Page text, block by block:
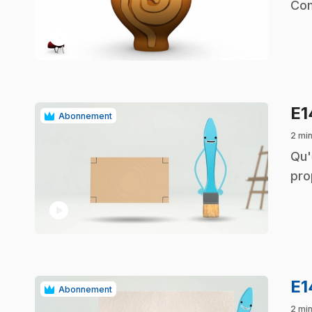
play_circle
.
Abonnement
play_circle
2
.
Abonnement
2